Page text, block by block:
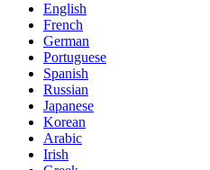
English
French
German
Portuguese
Spanish
Russian
Japanese
Korean
Arabic
Irish